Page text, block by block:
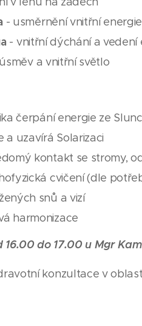
- usměrnění vnitřní
- vnitřní dýchání a vedení
a vnitřní světlo
čerpání energie ze
a uzavírá Solarizaci
kontakt se stromy,
cvičení (dle
snů a vizí
harmonizace
16.00 do 17.00 u Mgr
konzultace v